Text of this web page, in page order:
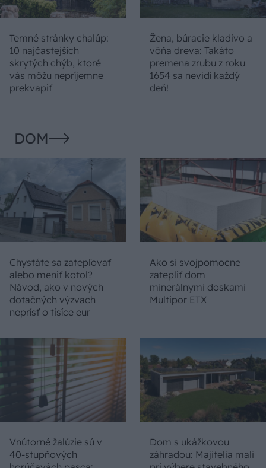
Temné stránky chalúp:
10 najčastejších
skrytých chýb, ktoré
vás môžu nepríjemne
prekvapiť
Žena, búracie kladivo a
vôňa dreva: Takáto
premena zrubu z roku
1654 sa nevidí každý
deň!
DOM
Chystáte sa zatepľovať
alebo meniť kotol?
Návod, ako v nových
dotačných výzvach
neprísť o tisíce eur
Ako si svojpomocne
zatepliť dom
minerálnymi doskami
Multipor ETX
Vnútorné žalúzie sú v
40-stupňových
Dom s ukážkovou
záhradou: Majitelia mali